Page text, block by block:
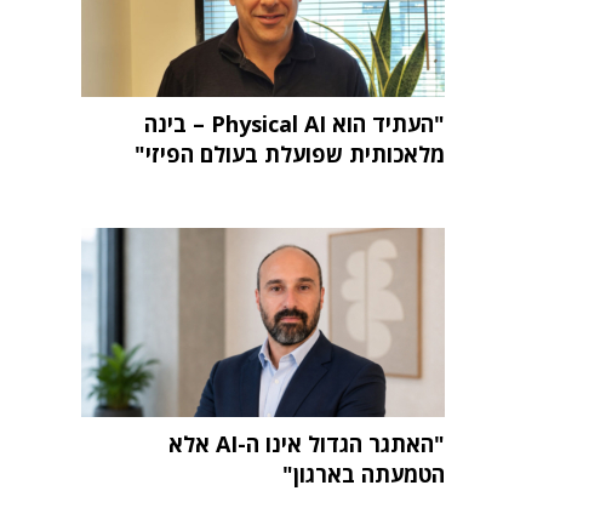
"העתיד הוא Physical AI – בינה
מלאכותית שפועלת בעולם הפיזי"
"האתגר הגדול אינו ה-AI אלא
הטמעתה בארגון"